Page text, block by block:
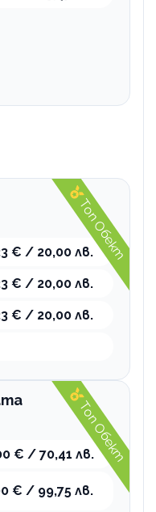
€ / 20,00 лв.
€ / 20,00 лв.
€ / 20,00 лв.
Топ Обект
€ / 70,41 лв.
€ / 99,75 лв.
Топ Обект